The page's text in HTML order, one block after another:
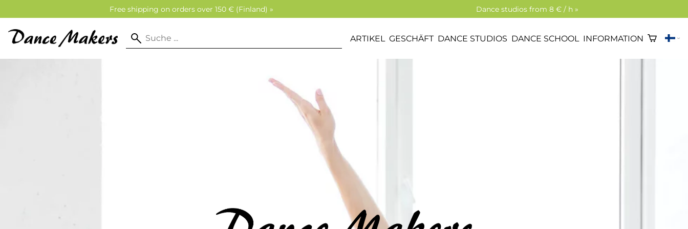
Free shipping on orders over 150 € (Finland) » Dance studios from 8 € / h »
ARTIKEL GESCHÄFT DANCE STUDIOS DANCE SCHOOL INFORMATION